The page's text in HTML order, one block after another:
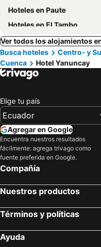
Hoteles en Paute
Hoteles en El Tambo
Ver todos los alojamientos
Busca hoteles
Centro- y
Cuenca
Hotel Yanuncay
Elige tu país
Agregar en Google
Encuentra nuestros resultados
fácilmente: agrega trivago como
fuente preferida en Google.
Compañía
Nuestros productos
Términos y políticas
Ayuda